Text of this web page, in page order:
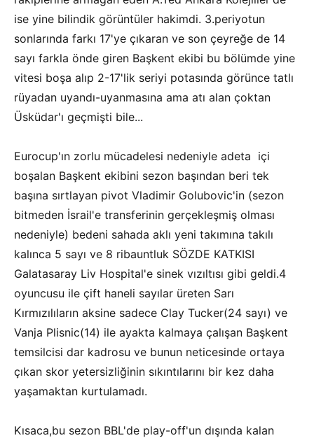
ise yine bilindik görüntüler hakimdi. 3.periyotun
sonlarında farkı 17'ye çıkaran ve son çeyreğe de 14
sayı farkla önde giren Başkent ekibi bu bölümde yine
vitesi boşa alıp 2-17'lik seriyi potasında görünce tatlı
rüyadan uyandı-uyanmasına ama atı alan çoktan
Üsküdar'ı geçmişti bile...
Eurocup'ın zorlu mücadelesi nedeniyle adeta içi
boşalan Başkent ekibini sezon başından beri tek
başına sırtlayan pivot Vladimir Golubovic'in (sezon
bitmeden İsrail'e transferinin gerçekleşmiş olması
nedeniyle) bedeni sahada aklı yeni takımına takılı
kalınca 5 sayı ve 8 ribauntluk SÖZDE KATKISI
Galatasaray Liv Hospital'e sinek vızıltısı gibi geldi.4
oyuncusu ile çift haneli sayılar üreten Sarı
Kırmızılıların aksine sadece Clay Tucker(24 sayı) ve
Vanja Plisnic(14) ile ayakta kalmaya çalışan Başkent
temsilcisi dar kadrosu ve bunun neticesinde ortaya
çıkan skor yetersizliğinin sıkıntılarını bir kez daha
yaşamaktan kurtulamadı.
Kısaca,bu sezon BBL'de play-off'un dışında kalan